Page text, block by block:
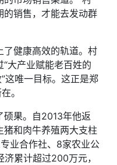
的销售，才能去发动群
了健康高效的轨道。村
大产业赋能老百姓的
这唯一目标。这正是郑
。
硕果。自2013年他返
猪和肉牛养殖两大支柱
业合作社、8家农业公
累计超过200万元，